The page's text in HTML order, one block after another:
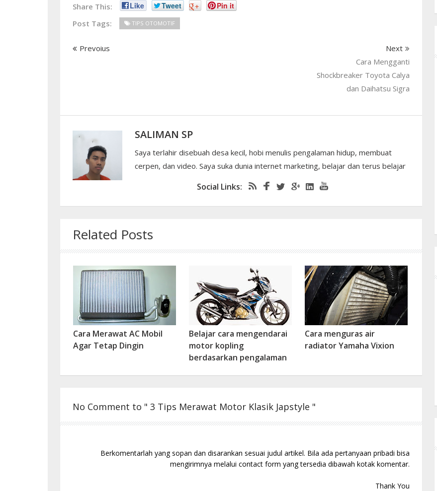
Share This: Like Tweet +
Pin it
Post Tags:
TIPS OTOMOTIF
Prevoius
Next
Cara Mengganti
Shockbreaker Toyota Calya
dan Daihatsu Sigra
SALIMAN SP
Saya terlahir disebuah desa kecil, hobi menulis pengalaman hidup, membuat
cerpen, dan video. Saya suka dunia internet marketing, belajar dan terus belajar
Social Links:
Related Posts
Cara Merawat AC Mobil
Agar Tetap Dingin
Belajar cara mengendarai
motor kopling
berdasarkan pengalaman
Cara menguras air
radiator Yamaha Vixion
No Comment to " 3 Tips Merawat Motor Klasik Japstyle "
Berkomentarlah yang sopan dan disarankan sesuai judul artikel. Bila ada pertanyaan pribadi bisa
mengirimnya melalui contact form yang tersedia dibawah kotak komentar.
Thank You